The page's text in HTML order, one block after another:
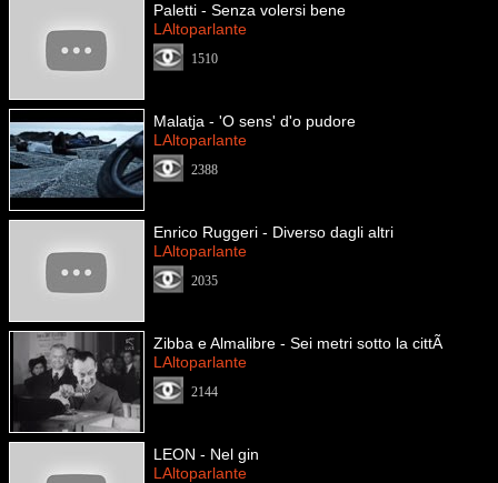
Paletti - Senza volersi bene
LAltoparlante
1510
Malatja - 'O sens' d'o pudore
LAltoparlante
2388
Enrico Ruggeri - Diverso dagli altri
LAltoparlante
2035
Zibba e Almalibre - Sei metri sotto la cittÃ
LAltoparlante
2144
LEON - Nel gin
LAltoparlante